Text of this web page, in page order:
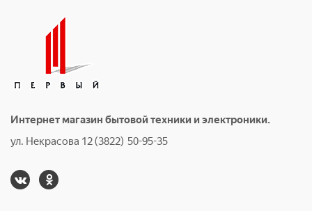
Интернет магазин бытовой техники и электроники.
ул. Некрасова 12 (3822) 50-95-35